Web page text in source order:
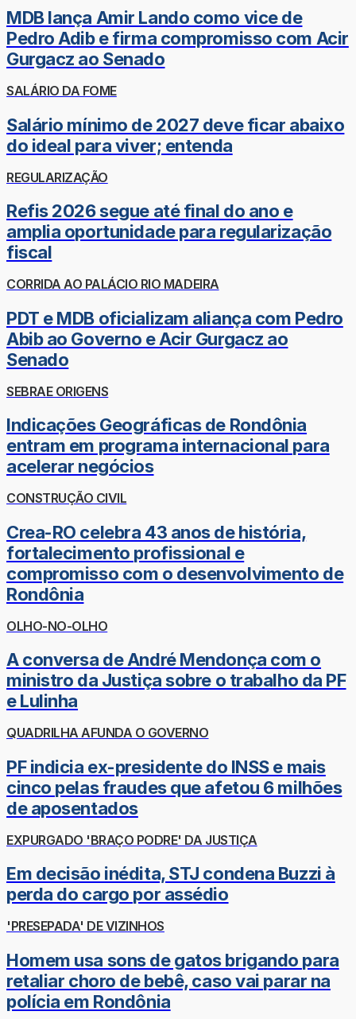
MDB lança Amir Lando como vice de
Pedro Adib e firma compromisso com Acir
Gurgacz ao Senado
SALÁRIO DA FOME
Salário mínimo de 2027 deve ficar abaixo
do ideal para viver; entenda
REGULARIZAÇÃO
Refis 2026 segue até final do ano e
amplia oportunidade para regularização
fiscal
CORRIDA AO PALÁCIO RIO MADEIRA
PDT e MDB oficializam aliança com Pedro
Abib ao Governo e Acir Gurgacz ao
Senado
SEBRAE ORIGENS
Indicações Geográficas de Rondônia
entram em programa internacional para
acelerar negócios
CONSTRUÇÃO CIVIL
Crea-RO celebra 43 anos de história,
fortalecimento profissional e
compromisso com o desenvolvimento de
Rondônia
OLHO-NO-OLHO
A conversa de André Mendonça com o
ministro da Justiça sobre o trabalho da PF
e Lulinha
QUADRILHA AFUNDA O GOVERNO
PF indicia ex-presidente do INSS e mais
cinco pelas fraudes que afetou 6 milhões
de aposentados
EXPURGADO 'BRAÇO PODRE' DA JUSTIÇA
Em decisão inédita, STJ condena Buzzi à
perda do cargo por assédio
'PRESEPADA' DE VIZINHOS
Homem usa sons de gatos brigando para
retaliar choro de bebê, caso vai parar na
polícia em Rondônia